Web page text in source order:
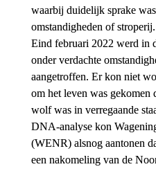
waarbij duidelijk sprake
omstandigheden of stroperij.
Eind februari 2022 werd in
onder verdachte
aangetroffen. Er kon niet
om het leven was gekomen
wolf was in verregaande
DNA-analyse kon
(WENR) alsnog aantonen
een nakomeling van de